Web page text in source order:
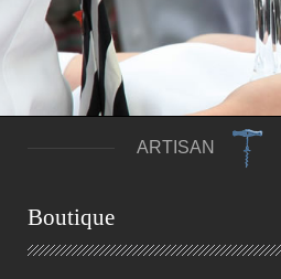
ARTISAN
Boutique